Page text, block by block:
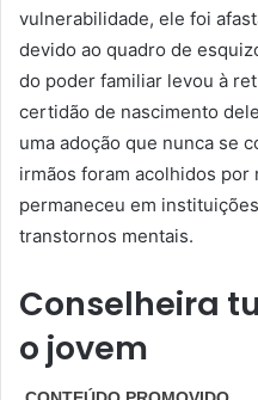
vulnerabilidade, ele foi
devido ao quadro de
do poder familiar levou à
certidão de nascimento
uma adoção que nunca se
irmãos foram acolhidos por
permaneceu em
transtornos mentais.
Conselheira
o jovem